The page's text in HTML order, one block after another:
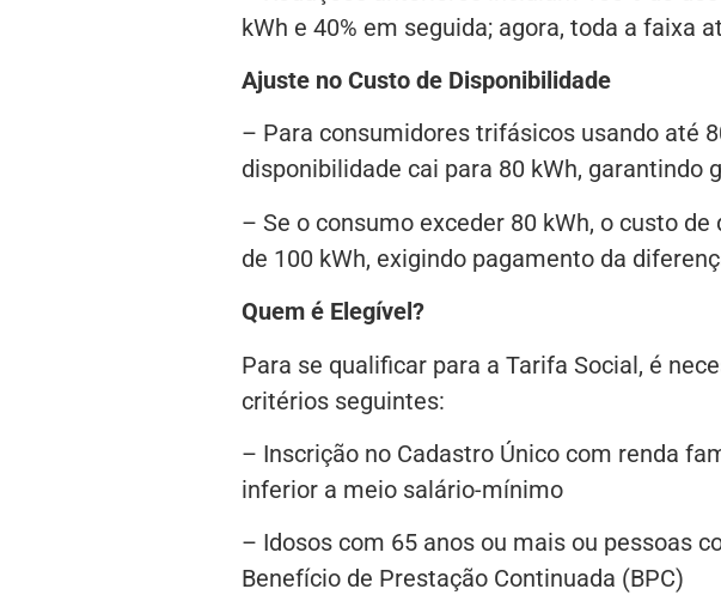
kWh e 40% em seguida; agora, toda a faixa
Ajuste no Custo de Disponibilidade
– Para consumidores trifásicos usando até
disponibilidade cai para 80 kWh, garantindo
– Se o consumo exceder 80 kWh, o custo
de 100 kWh, exigindo pagamento da
Quem é Elegível?
Para se qualificar para a Tarifa Social, é
critérios seguintes:
– Inscrição no Cadastro Único com renda
inferior a meio salário-mínimo
– Idosos com 65 anos ou mais ou pessoas
Benefício de Prestação Continuada (BPC)